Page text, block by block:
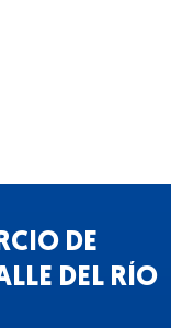
DE
DEL RÍO